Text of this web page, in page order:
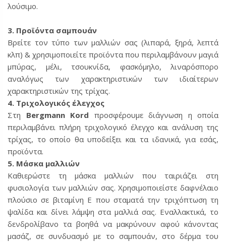
λούσιμο.
3. Προϊόντα σαμπουάν
Βρείτε τον τύπο των μαλλιών σας (λιπαρά, ξηρά, λεπτά
κλπ) & χρησιμοποιείτε προϊόντα που περιλαμβάνουν μαγιά
μπύρας, μέλι, τσουκνίδα, φασκόμηλο, λιναρόσπορο
αναλόγως των χαρακτηριστικών των ιδιαίτερων
χαρακτηριστικών της τρίχας.
4. Τριχολογικός έλεγχος
Στη Bergmann Kord προσφέρουμε διάγνωση η οποία
περιλαμβάνει πλήρη τριχολογικό έλεγχο και ανάλυση της
τρίχας, το οποίο θα υποδείξει και τα ιδανικά, για εσάς,
προϊόντα.
5. Μάσκα μαλλιών
Καθιερώστε τη μάσκα μαλλιών που ταιριάζει στη
φυσιολογία των μαλλιών σας. Χρησιμοποιείστε δαφνέλαιο
πλούσιο σε βιταμίνη Ε που σταματά την τριχόπτωση τη
ψαλίδα και δίνει λάμψη στα μαλλιά σας. Εναλλακτικά, το
δενδρολίβανο τα βοηθά να μακρύνουν αφού κάνοντας
μασάζ, σε συνδυασμό με το σαμπουάν, στο δέρμα του